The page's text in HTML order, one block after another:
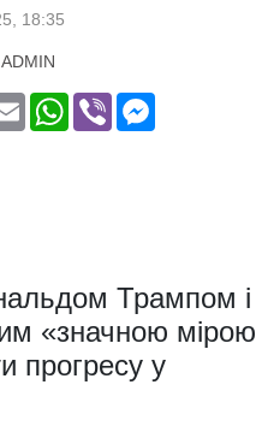
18:35
ADMIN
Email WhatsApp
Viber
Трампом і
«значною мірою
прогресу у